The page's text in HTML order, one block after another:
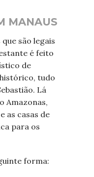
MANAUS
são legais
é feito
de
tudo
Lá
Amazonas,
as casas de
para os
forma: